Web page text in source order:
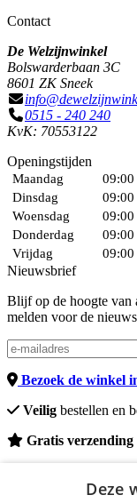
Contact
De Welzijnwinkel
Bolswarderbaan 3C
8601 ZK Sneek
0515 - 240 240
KvK: 70553122
Openingstijden
Maandag
Dinsdag
Woensdag
Donderdag
Vrijdag
Nieuwsbrief
Blijf op de hoogte van
melden voor de
Bezoek de winkel
Veilig bestellen en
Gratis verzending
Deze